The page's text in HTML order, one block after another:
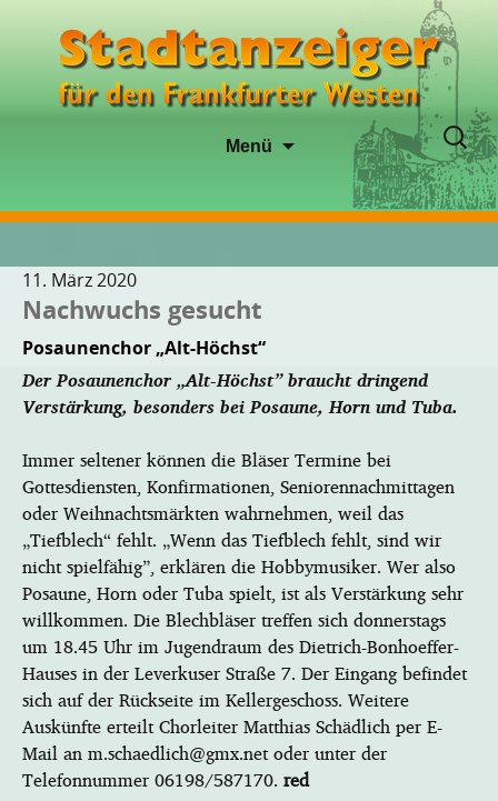
Menü
springen
Suchen
nach:
11. März 2020
Nachwuchs gesucht
Posaunenchor „Alt-Höchst“
Der Posaunenchor „Alt-Höchst” braucht dringend
Verstärkung, besonders bei Posaune, Horn und Tuba.
Immer seltener können die Bläser Termine bei
Gottesdiensten, Konfirmationen, Seniorennachmittagen
oder Weihnachtsmärkten wahrnehmen, weil das
„Tiefblech“ fehlt. „Wenn das Tiefblech fehlt, sind wir
nicht spielfähig”, erklären die Hobbymusiker. Wer also
Posaune, Horn oder Tuba spielt, ist als Verstärkung sehr
willkommen. Die Blechbläser treffen sich donnerstags
um 18.45 Uhr im Jugendraum des Dietrich-Bonhoeffer-
Hauses in der Leverkuser Straße 7. Der Eingang befindet
sich auf der Rückseite im Kellergeschoss. Weitere
Auskünfte erteilt Chorleiter Matthias Schädlich per E-
Mail an m.schaedlich@gmx.net oder unter der
Telefonnummer 06198/587170. red